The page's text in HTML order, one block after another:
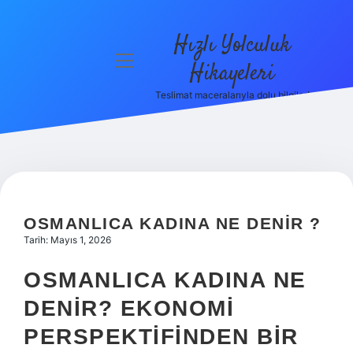
Hakkımızda
menüyü
Hızlı Yolculuk
Hikayeleri
Teslimat maceralarıyla dolu bilgiler!
OSMANLICA KADINA NE DENIR ?
Tarih: Mayıs 1, 2026
OSMANLICA KADINA NE
DENIR? EKONOMI
PERSPEKTIFINDEN BIR